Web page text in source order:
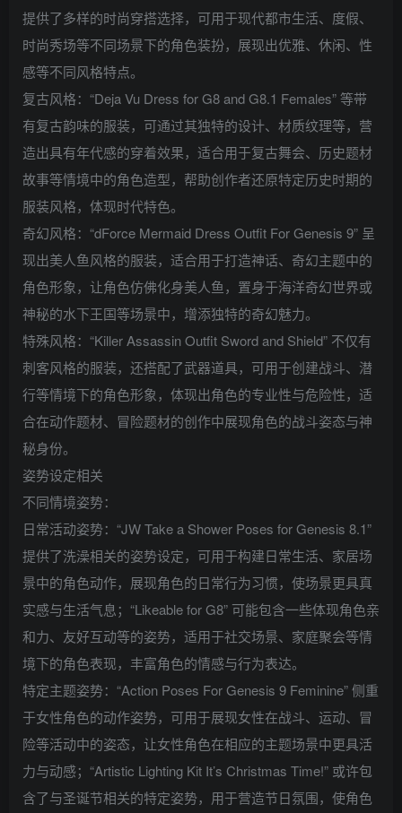
提供了多样的时尚穿搭选择，可用于现代都市生活、度假、
时尚秀场等不同场景下的角色装扮，展现出优雅、休闲、性
感等不同风格特点。
复古风格：“Deja Vu Dress for G8 and G8.1 Females” 等带
有复古韵味的服装，可通过其独特的设计、材质纹理等，营
造出具有年代感的穿着效果，适合用于复古舞会、历史题材
故事等情境中的角色造型，帮助创作者还原特定历史时期的
服装风格，体现时代特色。
奇幻风格：“dForce Mermaid Dress Outfit For Genesis 9” 呈
现出美人鱼风格的服装，适合用于打造神话、奇幻主题中的
角色形象，让角色仿佛化身美人鱼，置身于海洋奇幻世界或
神秘的水下王国等场景中，增添独特的奇幻魅力。
特殊风格：“Killer Assassin Outfit Sword and Shield” 不仅有
刺客风格的服装，还搭配了武器道具，可用于创建战斗、潜
行等情境下的角色形象，体现出角色的专业性与危险性，适
合在动作题材、冒险题材的创作中展现角色的战斗姿态与神
秘身份。
姿势设定相关
不同情境姿势：
日常活动姿势：“JW Take a Shower Poses for Genesis 8.1”
提供了洗澡相关的姿势设定，可用于构建日常生活、家居场
景中的角色动作，展现角色的日常行为习惯，使场景更具真
实感与生活气息；“Likeable for G8” 可能包含一些体现角色亲
和力、友好互动等的姿势，适用于社交场景、家庭聚会等情
境下的角色表现，丰富角色的情感与行为表达。
特定主题姿势：“Action Poses For Genesis 9 Feminine” 侧重
于女性角色的动作姿势，可用于展现女性在战斗、运动、冒
险等活动中的姿态，让女性角色在相应的主题场景中更具活
力与动感；“Artistic Lighting Kit It’s Christmas Time!” 或许包
含了与圣诞节相关的特定姿势，用于营造节日氛围，使角色